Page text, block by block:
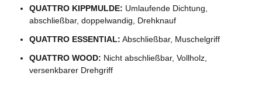
QUATTRO KIPPMULDE: Umlaufende Dichtung,
abschließbar, doppelwandig, Drehknauf
QUATTRO ESSENTIAL: Abschließbar, Muschelgriff
QUATTRO WOOD: Nicht abschließbar, Vollholz,
versenkbarer Drehgriff